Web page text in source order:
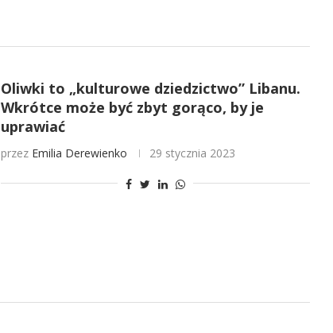
Oliwki to „kulturowe dziedzictwo” Libanu.
Wkrótce może być zbyt gorąco, by je
uprawiać
przez Emilia Derewienko 29 stycznia 2023